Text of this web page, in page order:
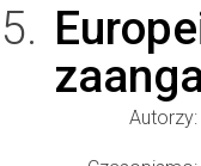
Autorzy: